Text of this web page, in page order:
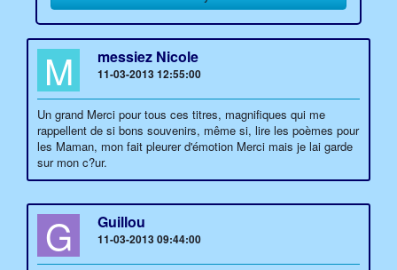
M messiez Nicole
11-03-2013 12:55:00
Un grand Merci pour tous ces titres, magnifiques qui me
rappellent de si bons souvenirs, même si, lire les poèmes pour
les Maman, mon fait pleurer d'émotion Merci mais je lai garde
sur mon c?ur.
G Guillou
11-03-2013 09:44:00